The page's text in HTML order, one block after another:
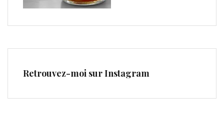
Retrouvez-moi sur Instagram